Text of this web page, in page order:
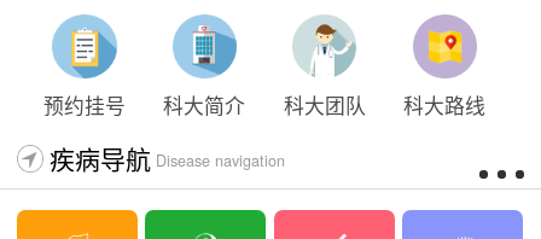
预约挂号 科大简介 科大团队 科大路线
疾病导航 Disease navigation